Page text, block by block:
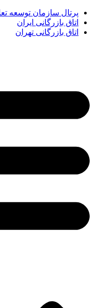
پرتال سازمان توسعه
اتاق بازرگانی ایران
اتاق بازرگانی تهران